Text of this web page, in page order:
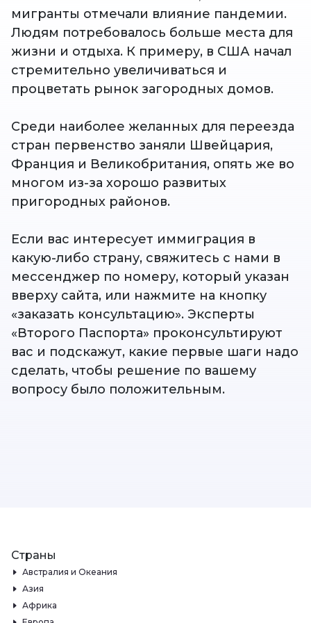
мигранты отмечали влияние пандемии.
Людям потребовалось больше места для
жизни и отдыха. К примеру, в США начал
стремительно увеличиваться и
процветать рынок загородных домов.
Среди наиболее желанных для переезда
стран первенство заняли Швейцария,
Франция и Великобритания, опять же во
многом из-за хорошо развитых
пригородных районов.
Если вас интересует иммиграция в
какую-либо страну, свяжитесь с нами в
мессенджер по номеру, который указан
вверху сайта, или нажмите на кнопку
«заказать консультацию». Эксперты
«Второго Паспорта» проконсультируют
вас и подскажут, какие первые шаги надо
сделать, чтобы решение по вашему
вопросу было положительным.
Страны
Австралия и Океания
Азия
Африка